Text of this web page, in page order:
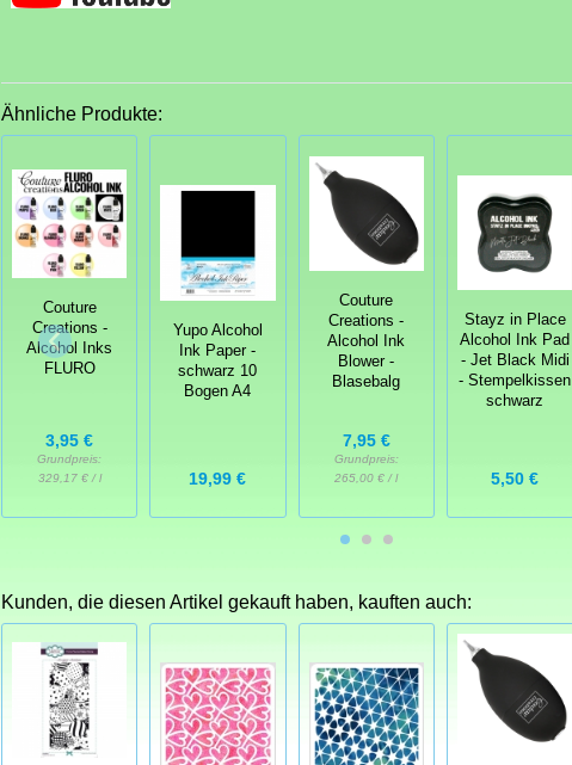
Ähnliche Produkte:
Couture
Creations -
Alcohol Inks
FLURO
3,95 €
Grundpreis:
329,17 € / l
Yupo Alcohol
Ink Paper -
schwarz 10
Bogen A4
19,99 €
Couture
Creations -
Alcohol Ink
Blower -
Blasebalg
7,95 €
Grundpreis:
265,00 € / l
Stayz in Place
Alcohol Ink Pad
- Jet Black Midi
- Stempelkissen
schwarz
5,50 €
Kunden, die diesen Artikel gekauft haben, kauften auch: